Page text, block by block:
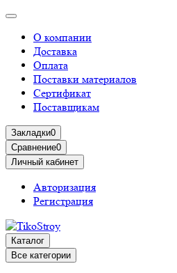
О компании
Доставка
Оплата
Поставки материалов
Сертификат
Поставщикам
Закладки0
Сравнение0
Личный кабинет
Авторизация
Регистрация
Каталог
Все категории